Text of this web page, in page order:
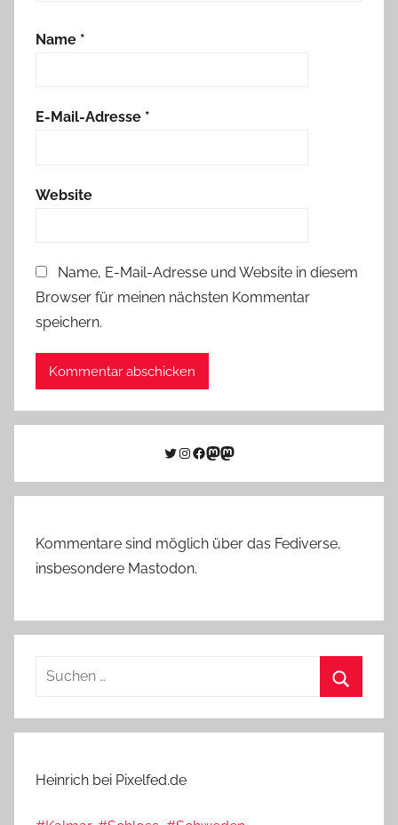
Name *
E-Mail-Adresse *
Website
Name, E-Mail-Adresse und Website in diesem
Browser für meinen nächsten Kommentar
speichern.
Twitter
Instagram
Facebook
Link zu Mastodon
Mastodon
Kommentare sind möglich über das Fediverse,
insbesondere Mastodon.
Suchen
Heinrich bei Pixelfed.de